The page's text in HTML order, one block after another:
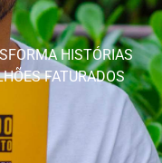
HISTÓRIAS
FATURADOS